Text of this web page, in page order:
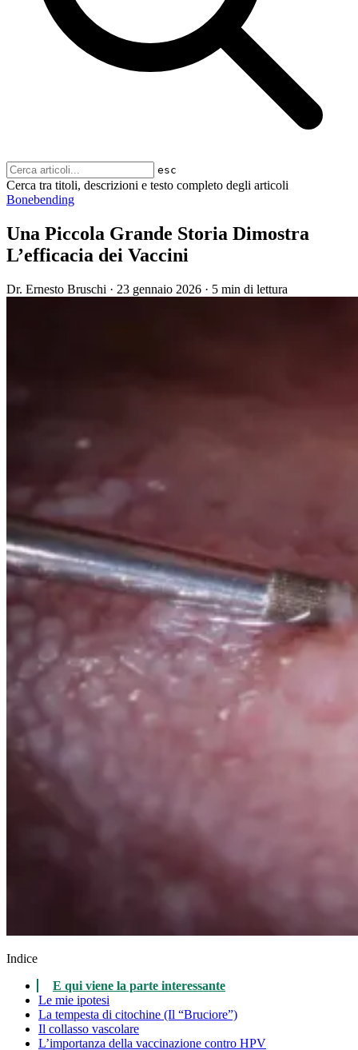
esc
Cerca tra titoli, descrizioni e testo completo degli articoli
Bonebending
Una Piccola Grande Storia Dimostra
L’efficacia dei Vaccini
Dr. Ernesto Bruschi · 23 gennaio 2026 · 5 min di lettura
Indice
E qui viene la parte interessante
Le mie ipotesi
La tempesta di citochine (Il “Bruciore”)
Il collasso vascolare
L’importanza della vaccinazione contro HPV